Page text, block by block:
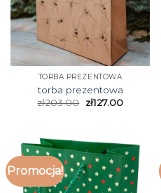
TORBA PREZENTOWA
torba prezentowa
zł203.00 zł127.00
Promocja!